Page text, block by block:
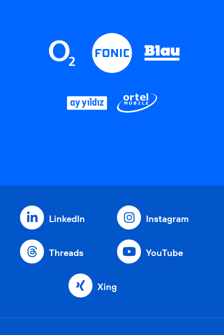
LinkedIn Instagram
Threads YouTube
Xing